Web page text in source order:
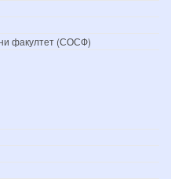
факултет (СОСФ)